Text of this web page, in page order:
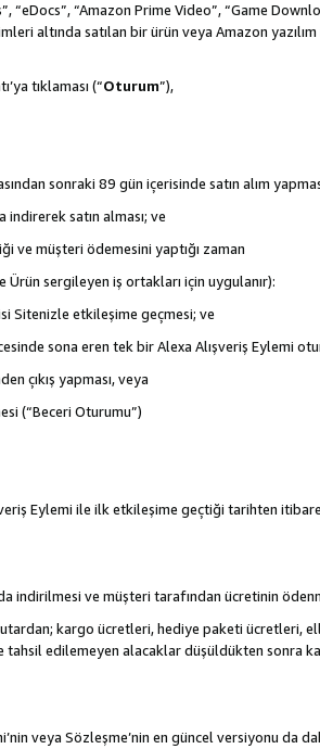
“Amazon Prime Video”, “Game
altında satılan bir ürün veya Amazon yazılım
tıklaması (“Oturum”),
sonraki 89 gün içerisinde satın alım
satın alması; ve
ve müşteri ödemesini yaptığı zaman
sergileyen iş ortakları için uygulanır):
Sitenizle etkileşime geçmesi; ve
sona eren tek bir Alexa Alışveriş Eylemi
çıkış yapması, veya
(“Beceri Oturumu”)
Eylemi ile ilk etkileşime geçtiği tarihten
indirilmesi ve müşteri tarafından ücretinin
tutardan; kargo ücretleri, hediye paketi ücretleri,
tahsil edilemeyen alacaklar düşüldükten sonra
veya Sözleşme’nin en güncel versiyonu da